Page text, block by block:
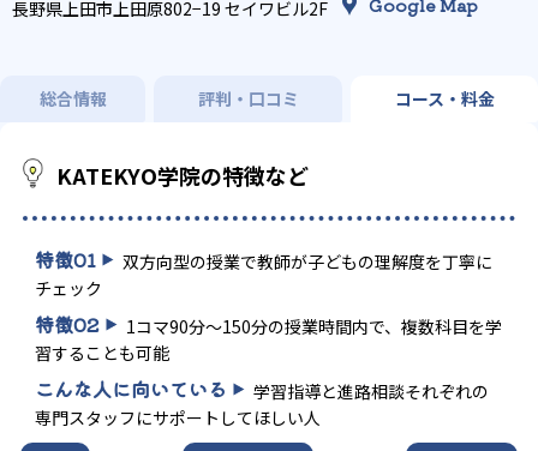
長野県上田市上田原802−19 セイワビル2F Google Map
総合情報 評判・口コミ コース・料金
KATEKYO学院の特徴など
特徴01
双方向型の授業で教師が子どもの理解度を丁寧に
チェック
特徴02
1コマ90分～150分の授業時間内で、複数科目を学
習することも可能
こんな人に向いている
学習指導と進路相談それぞれの
専門スタッフにサポートしてほしい人